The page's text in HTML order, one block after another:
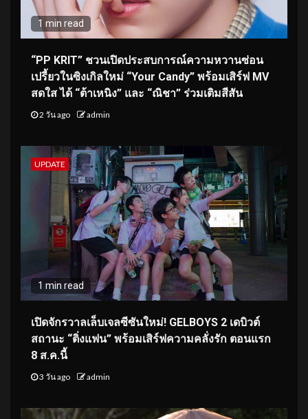
1 min read
“PP KRIT” ชวนเปิดประสบการณ์ความหวานซ่อน
เปรี้ยวในซิงเกิลใหม่ “Your Candy” พร้อมเสิร์ฟ MV
สดใส ได้ “ต้าเหนิง” และ “ณิชา” ร่วมเติมสีสัน
2 วัน ago admin
UPDATE
1 min read
เปิดจักรวาลเล็บเจลซีซันใหม่! GELBOYS 2 เดบิวต์
สถานะ “ติ่งแฟน” พร้อมเสิร์ฟความคลั่งรัก ตอนแรก
8 ส.ค.นี้
3 วัน ago admin